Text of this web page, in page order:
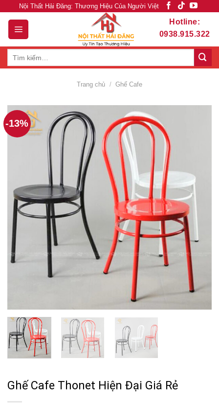
content
Nội Thất Hải Đăng: Thương Hiệu Của Người Việt
Hotline:
0938.915.322
Trang chủ / Ghế Cafe
-13%
Ghế Cafe Thonet Hiện Đại Giá Rẻ